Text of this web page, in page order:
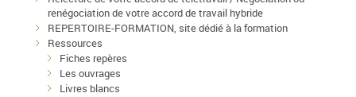
renégociation de votre accord de travail hybride
REPERTOIRE-FORMATION, site dédié à la formation
Ressources
Fiches repères
Les ouvrages
Livres blancs